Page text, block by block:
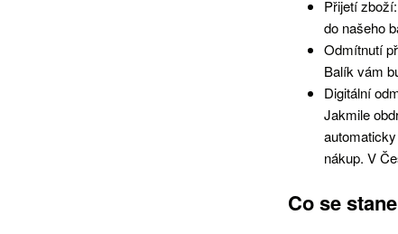
Přijetí
do našeho
Odmítnutí
Balík vám
Digitální
Jakmile
nákup. V
Co se